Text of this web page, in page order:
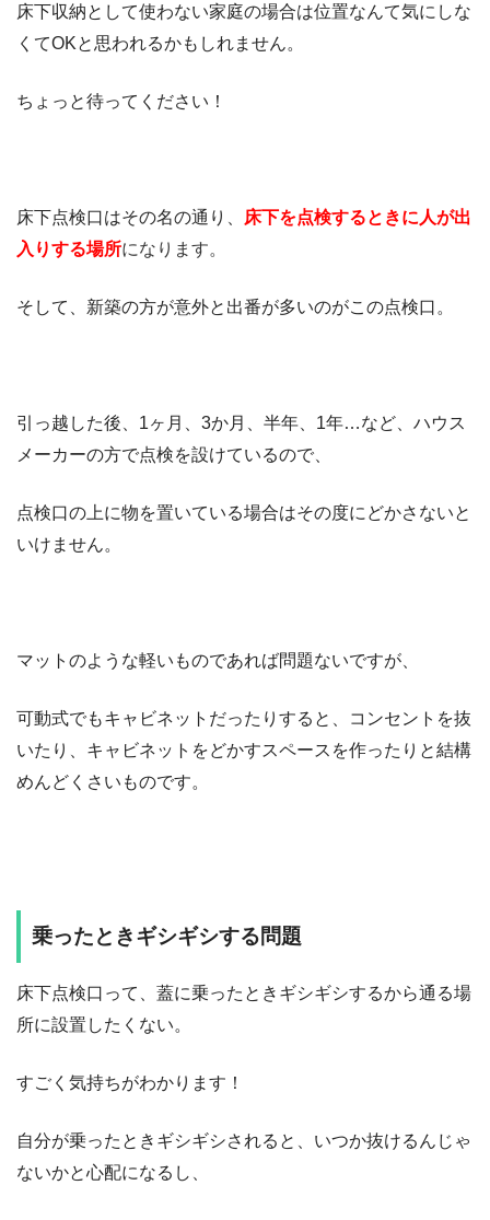
床下収納として使わない家庭の場合は位置なんて気にしな
くてOKと思われるかもしれません。
ちょっと待ってください！
床下点検口はその名の通り、
床下を点検するときに人が出
入りする場所になります。
そして、新築の方が意外と出番が多いのがこの点検口。
引っ越した後、1ヶ月、3か月、半年、1年…など、ハウス
メーカーの方で点検を設けているので、
点検口の上に物を置いている場合はその度にどかさないと
いけません。
マットのような軽いものであれば問題ないですが、
可動式でもキャビネットだったりすると、コンセントを抜
いたり、キャビネットをどかすスペースを作ったりと結構
めんどくさいものです。
乗ったときギシギシする問題
床下点検口って、蓋に乗ったときギシギシするから通る場
所に設置したくない。
すごく気持ちがわかります！
自分が乗ったときギシギシされると、いつか抜けるんじゃ
ないかと心配になるし、